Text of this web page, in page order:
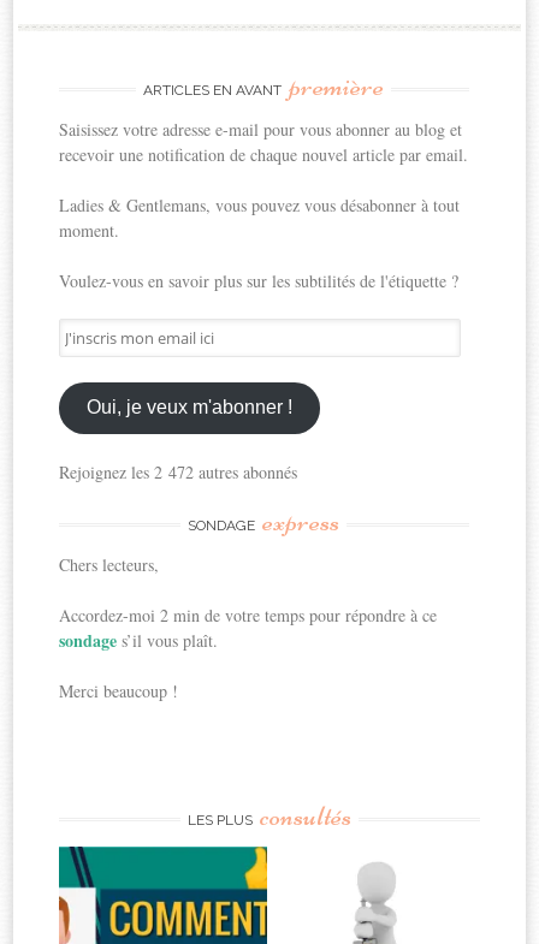
ARTICLES EN AVANT première
Saisissez votre adresse e-mail pour vous abonner au blog et
recevoir une notification de chaque nouvel article par email.
Ladies & Gentlemans, vous pouvez vous désabonner à tout
moment.
Voulez-vous en savoir plus sur les subtilités de l'étiquette ?
J'inscris
mon
email
ici
Oui, je veux m'abonner !
Rejoignez les 2 472 autres abonnés
SONDAGE express
Chers lecteurs,
Accordez-moi 2 min de votre temps pour répondre à ce
sondages’il vous plaît.
Merci beaucoup !
LES PLUS consultés